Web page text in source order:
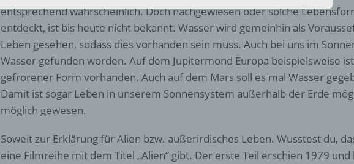
entsprechend wahrscheinlich. Doch nachgewiesen oder solche
entdeckt, ist bis heute nicht bekannt. Wasser wird gemeinhin als
Leben gesehen, sodass dies vorhanden sein muss. Auch bei uns im
Wasser gefunden worden. Auf dem Jupitermond Europa beispielsweise
gefrorener Form vorhanden. Auch auf dem Mars soll es mal Wasser
Damit ist sogar Leben in unserem Sonnensystem außerhalb der Erde
möglich gewesen.
Soweit zur Erklärung für Alien bzw. außerirdisches Leben. Wusstest du,
eine Filmreihe mit dem Titel „Alien“ gibt. Der erste Teil erschien 1979
„betroffene Person") beziehen. Als identifizierbar wird eine natürliche
Person angesehen, die direkt oder indirekt, insbesondere mittels
Zuordnung zu einer Kennung wie einem Namen, zu einer
Kennnummer, zu Standortdaten, zu einer Online-Kennung oder zu
einem oder mehreren besonderen Merkmalen, die Ausdruck der
physischen, physiologischen, genetischen, psychischen,
wirtschaftlichen, kulturellen oder sozialen Identität dieser natürlichen
Person sind, identifiziert werden kann.
b) betroffene Person